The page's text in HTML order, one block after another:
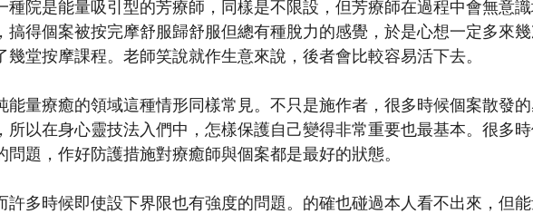
種院是能量吸引型的芳療師，同樣是不限設，但芳療師在過程中會無意
搞得個案被按完摩舒服歸舒服但總有種脫力的感覺，於是心想一定多來
幾堂按摩課程。老師笑說就作生意來說，後者會比較容易活下去。
能量療癒的領域這種情形同樣常見。不只是施作者，很多時候個案散發
所以在身心靈技法入們中，怎樣保護自己變得非常重要也最基本。很多
問題，作好防護措施對療癒師與個案都是最好的狀態。
許多時候即使設下界限也有強度的問題。的確也碰過本人看不出來，但